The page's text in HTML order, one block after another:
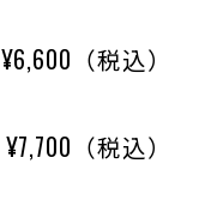
¥6,600（税込）
¥7,700（税込）